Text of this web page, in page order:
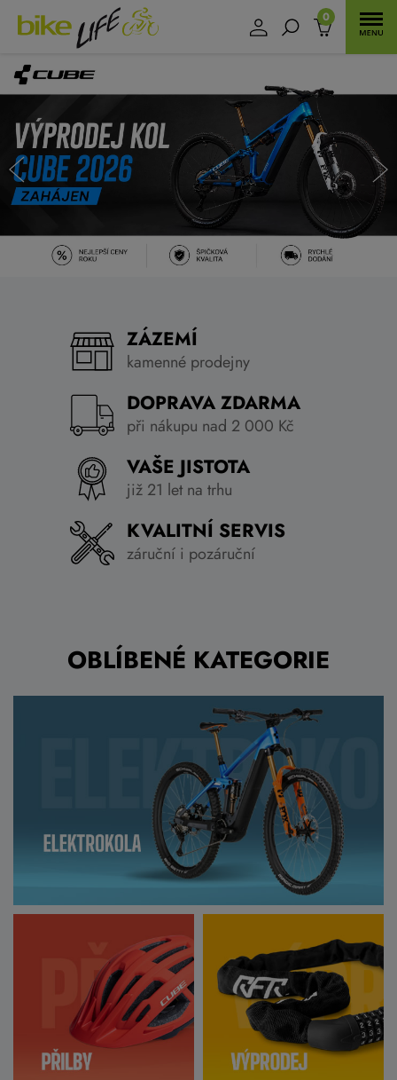
0
ZÁZEMÍ
kamenné prodejny
DOPRAVA ZDARMA
při nákupu nad 2 000 Kč
VAŠE JISTOTA
již 21 let na trhu
KVALITNÍ SERVIS
záruční i pozáruční
OBLÍBENÉ KATEGORIE